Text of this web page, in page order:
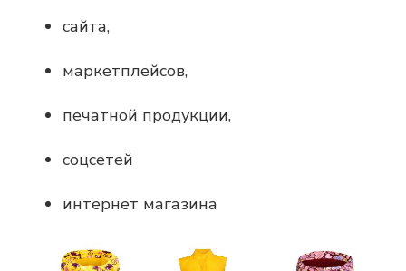
сайта,
маркетплейсов,
печатной продукции,
соцсетей
интернет магазина